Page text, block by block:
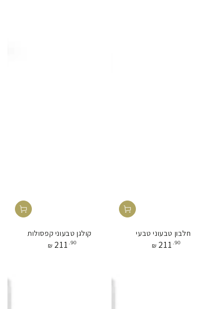
חלבון טבעוני טבעי
מחיר
₪ 211 .90
קולגן טבעוני קפסולות
מחיר
₪ 211 .90